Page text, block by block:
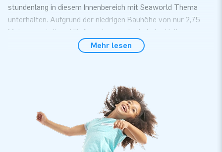
stundenlang in diesem Innenbereich mit Seaworld Thema
unterhalten. Aufgrund der niedrigen Bauhöhe von nur 2,75
Meter passt diese Hüpfburg in so gut wie jeder Halle.
Komfort und Service
auf. Zum Beispiel während einer Kinder- oder
Nachbarschaftsparty. Die Hüpfburg wird kompakt als ein Teil
geliefert wodurch Sie einfach und komfortable
transportierbar ist. Die aufblasbare Konstruktion wird inkl.
Gebläse, Erdnägel, Transporttasche und einer deutlichen
Bedienungsanleitung geliefert. Ein komplett Set für ein
Mehr lesen